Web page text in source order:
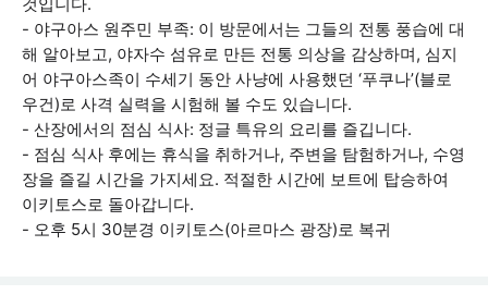
- 야구아스 원주민 부족: 이 방문에서는 그들의 전통 풍습에 대
해 알아보고, 야자수 섬유로 만든 전통 의상을 감상하며, 심지
어 야구아스족이 수세기 동안 사냥에 사용했던 ‘푸쿠나’(블로
우건)로 사격 실력을 시험해 볼 수도 있습니다.
- 산장에서의 점심 식사: 정글 특유의 요리를 즐깁니다.
- 점심 식사 후에는 휴식을 취하거나, 주변을 탐험하거나, 수영
장을 즐길 시간을 가지세요. 적절한 시간에 보트에 탑승하여
이키토스로 돌아갑니다.
- 오후 5시 30분경 이키토스(아르마스 광장)로 복귀